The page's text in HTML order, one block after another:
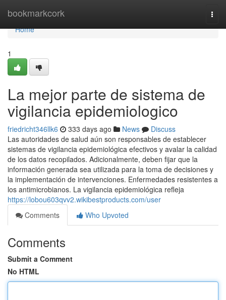
bookmarkcork
Home
Home
1
La mejor parte de sistema de
vigilancia epidemiologico
friedricht346llk6 333 days ago News
Discuss
Las autoridades de salud aún son responsables de establecer
sistemas de vigilancia epidemiológica efectivos y avalar la calidad
de los datos recopilados. Adicionalmente, deben fijar que la
información generada sea utilizada para la toma de decisiones y
la implementación de intervenciones. Enfermedades resistentes a
los antimicrobianos. La vigilancia epidemiológica refleja
https://lobou603qvv2.wikibestproducts.com/user
Comments
Who Upvoted
Comments
Submit a Comment
No HTML